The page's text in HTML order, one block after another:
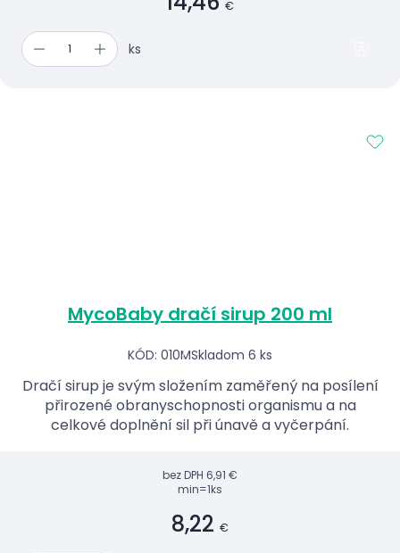
€
ks
MycoBaby dračí sirup 200 ml
KÓD: 010MSkladom 6 ks
Dračí sirup je svým složením zaměřený na posílení
přirozené obranyschopnosti organismu a na
celkové doplnění sil při únavě a vyčerpání.
bez DPH 6,91 €
min=1ks
8,22 €